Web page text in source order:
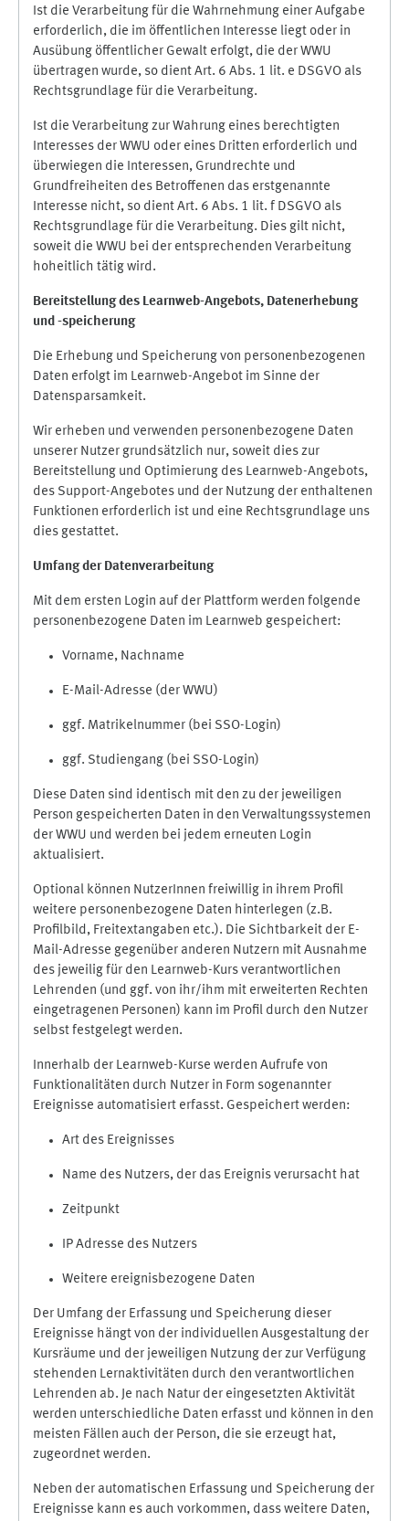
Ist die Verarbeitung für die Wahrnehmung einer Aufgabe
erforderlich, die im öffentlichen Interesse liegt oder in
Ausübung öffentlicher Gewalt erfolgt, die der WWU
übertragen wurde, so dient Art. 6 Abs. 1 lit. e DSGVO als
Rechtsgrundlage für die Verarbeitung.
Ist die Verarbeitung zur Wahrung eines berechtigten
Interesses der WWU oder eines Dritten erforderlich und
überwiegen die Interessen, Grundrechte und
Grundfreiheiten des Betroffenen das erstgenannte
Interesse nicht, so dient Art. 6 Abs. 1 lit. f DSGVO als
Rechtsgrundlage für die Verarbeitung. Dies gilt nicht,
soweit die WWU bei der entsprechenden Verarbeitung
hoheitlich tätig wird.
Bereitstellung des Learnweb-Angebots, Datenerhebung
und -speicherung
Die Erhebung und Speicherung von personenbezogenen
Daten erfolgt im Learnweb-Angebot im Sinne der
Datensparsamkeit.
Wir erheben und verwenden personenbezogene Daten
unserer Nutzer grundsätzlich nur, soweit dies zur
Bereitstellung und Optimierung des Learnweb-Angebots,
des Support-Angebotes und der Nutzung der enthaltenen
Funktionen erforderlich ist und eine Rechtsgrundlage uns
dies gestattet.
Umfang der Datenverarbeitung
Mit dem ersten Login auf der Plattform werden folgende
personenbezogene Daten im Learnweb gespeichert:
Vorname, Nachname
E-Mail-Adresse (der WWU)
ggf. Matrikelnummer (bei SSO-Login)
ggf. Studiengang (bei SSO-Login)
Diese Daten sind identisch mit den zu der jeweiligen
Person gespeicherten Daten in den Verwaltungssystemen
der WWU und werden bei jedem erneuten Login
aktualisiert.
Optional können NutzerInnen freiwillig in ihrem Profil
weitere personenbezogene Daten hinterlegen (z.B.
Profilbild, Freitextangaben etc.). Die Sichtbarkeit der E-
Mail-Adresse gegenüber anderen Nutzern mit Ausnahme
des jeweilig für den Learnweb-Kurs verantwortlichen
Lehrenden (und ggf. von ihr/ihm mit erweiterten Rechten
eingetragenen Personen) kann im Profil durch den Nutzer
selbst festgelegt werden.
Innerhalb der Learnweb-Kurse werden Aufrufe von
Funktionalitäten durch Nutzer in Form sogenannter
Ereignisse automatisiert erfasst. Gespeichert werden:
Art des Ereignisses
Name des Nutzers, der das Ereignis verursacht hat
Zeitpunkt
IP Adresse des Nutzers
Weitere ereignisbezogene Daten
Der Umfang der Erfassung und Speicherung dieser
Ereignisse hängt von der individuellen Ausgestaltung der
Kursräume und der jeweiligen Nutzung der zur Verfügung
stehenden Lernaktivitäten durch den verantwortlichen
Lehrenden ab. Je nach Natur der eingesetzten Aktivität
werden unterschiedliche Daten erfasst und können in den
meisten Fällen auch der Person, die sie erzeugt hat,
zugeordnet werden.
Neben der automatischen Erfassung und Speicherung der
Ereignisse kann es auch vorkommen, dass weitere Daten,